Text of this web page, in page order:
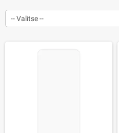
-- Valitse --